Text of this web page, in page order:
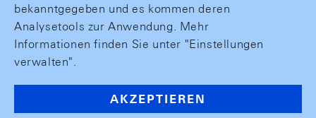
bekanntgegeben und es kommen deren
Analysetools zur Anwendung. Mehr
Informationen finden Sie unter "Einstellungen
verwalten".
AKZEPTIEREN